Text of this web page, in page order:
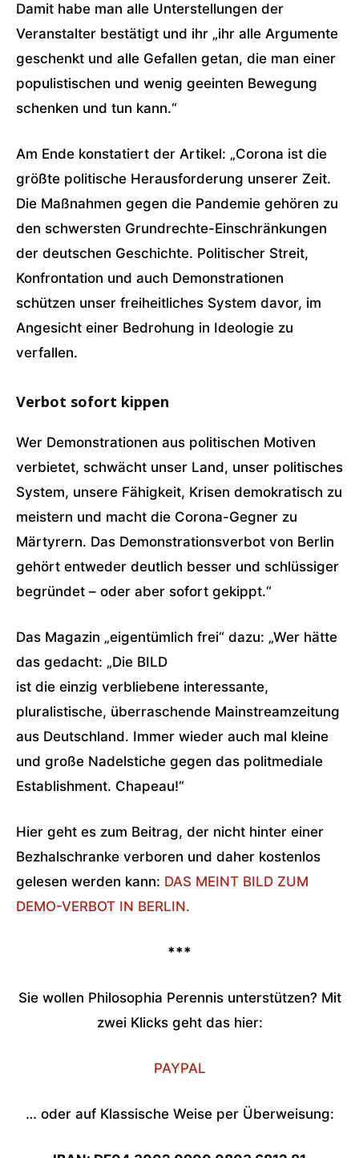
Damit habe man alle Unterstellungen der
Veranstalter bestätigt und ihr „ihr alle Argumente
geschenkt und alle Gefallen getan, die man einer
populistischen und wenig geeinten Bewegung
schenken und tun kann.“
Am Ende konstatiert der Artikel: „Corona ist die
größte politische Herausforderung unserer Zeit.
Die Maßnahmen gegen die Pandemie gehören zu
den schwersten Grundrechte-Einschränkungen
der deutschen Geschichte. Politischer Streit,
Konfrontation und auch Demonstrationen
schützen unser freiheitliches System davor, im
Angesicht einer Bedrohung in Ideologie zu
verfallen.
Verbot sofort kippen
Wer Demonstrationen aus politischen Motiven
verbietet, schwächt unser Land, unser politisches
System, unsere Fähigkeit, Krisen demokratisch zu
meistern und macht die Corona-Gegner zu
Märtyrern. Das Demonstrationsverbot von Berlin
gehört entweder deutlich besser und schlüssiger
begründet – oder aber sofort gekippt.“
Das Magazin „eigentümlich frei“ dazu: „Wer hätte
das gedacht: „Die BILD
ist die einzig verbliebene interessante,
pluralistische, überraschende Mainstreamzeitung
aus Deutschland. Immer wieder auch mal kleine
und große Nadelstiche gegen das politmediale
Establishment. Chapeau!“
Hier geht es zum Beitrag, der nicht hinter einer
Bezhalschranke verboren und daher kostenlos
gelesen werden kann: DAS MEINT BILD ZUM
DEMO-VERBOT IN BERLIN.
***
Sie wollen Philosophia Perennis unterstützen? Mit
zwei Klicks geht das hier:
PAYPAL
… oder auf Klassische Weise per Überweisung: